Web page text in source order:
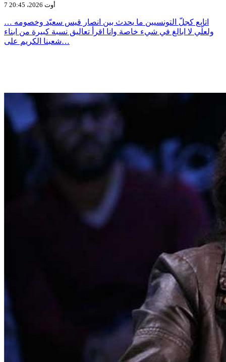
7 أوت 2026، 20:45
اتابع كجلّ التونسيين ما يحدث بين انصار قيس سعيّد وخصومه …
ولعلّي لا ابالغ في شيء خاصة وانا اقرأ تعاليق نسبة كبيرة من ابناء
شعبنا الكريم على…